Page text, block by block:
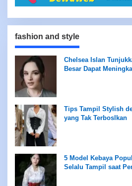
fashion and style
Chelsea Islan
Besar Dapat
Tips Tampil Stylish
yang Tak Terboslkan
5 Model Kebaya
Selalu Tampil saat